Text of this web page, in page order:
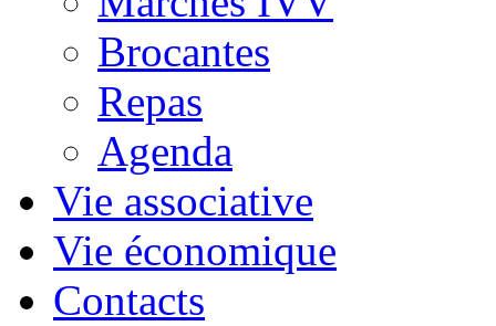
Brocantes
Repas
Agenda
Vie associative
Vie économique
Contacts